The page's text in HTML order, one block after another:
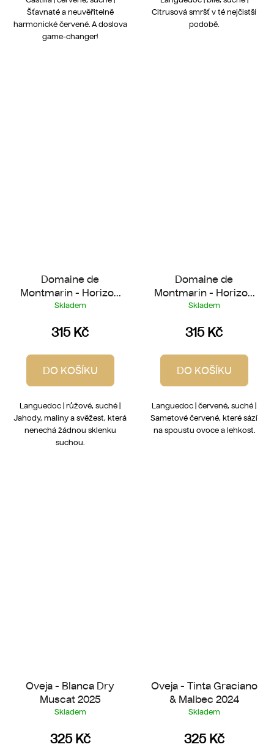
Šťavnaté a neuvěřitelně
harmonické červené. A doslova
game-changer!
Citrusová smršť v té nejčistší
podobě.
Domaine de
Montmarin - Horizon
Rosé 2025
Skladem
315 Kč
DO KOŠÍKU
Languedoc | růžové, suché |
Jahody, maliny a svěžest, která
nenechá žádnou sklenku
suchou.
Domaine de
Montmarin - Horizon
Rouge 2025
Skladem
315 Kč
DO KOŠÍKU
Languedoc | červené, suché |
Sametové červené, které sází
na spoustu ovoce a lehkost.
Oveja - Blanca Dry
Muscat 2025
Skladem
325 Kč
Oveja - Tinta Graciano
& Malbec 2024
Skladem
325 Kč